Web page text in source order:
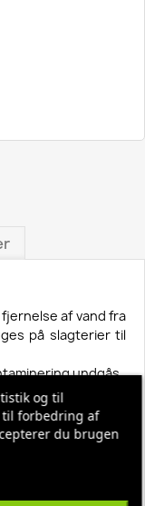
af vand fra
på slagterier til
undgås.
Ja
og til
forbedring af
du brugen